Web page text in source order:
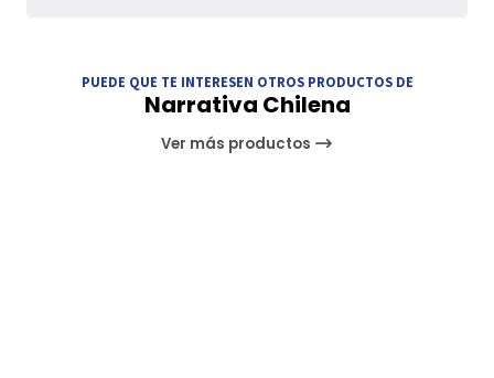
PUEDE QUE TE INTERESEN OTROS PRODUCTOS DE
Narrativa Chilena
Ver más productos